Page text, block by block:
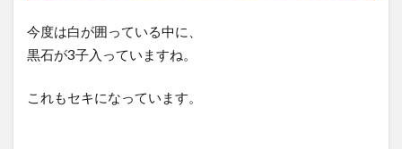
今度は白が囲っている中に、
黒石が3子入っていますね。
これもセキになっています。